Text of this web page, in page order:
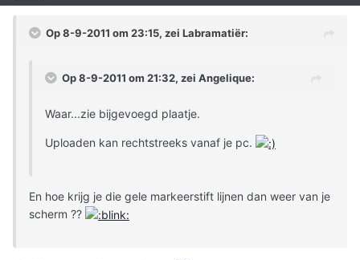
Op 8-9-2011 om 23:15, zei Labramatiër:
Op 8-9-2011 om 21:32, zei Angelique:
Waar...zie bijgevoegd plaatje.
Uploaden kan rechtstreeks vanaf je pc.
En hoe krijg je die gele markeerstift lijnen dan weer van je
scherm ??